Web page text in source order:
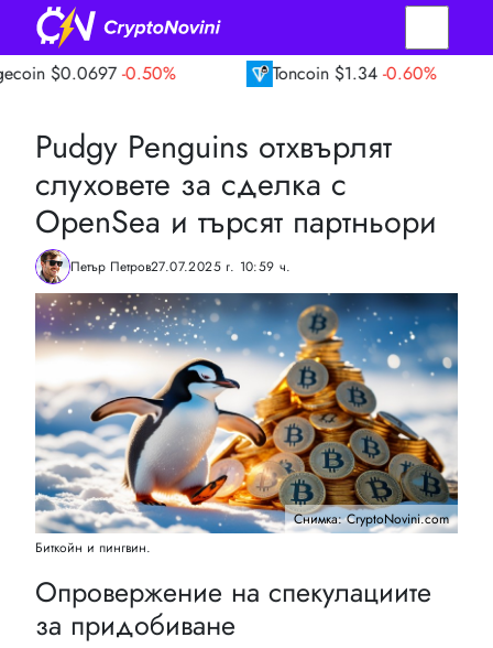
-0.50% $1.34 -0.60%
Pudgy Penguins отхвърлят
слуховете за сделка с
OpenSea и търсят партньори
Петър Петров27.07.2025 г. 10:59 ч.
Снимка: CryptoNovini.com
Биткойн и пингвин.
Опровержение на спекулациите
за придобиване